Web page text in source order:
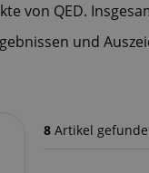
von QED.
und
8 Artikel